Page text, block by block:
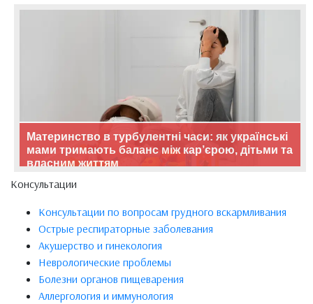
Материнство в турбулентні часи: як українські
мами тримають баланс між кар’єрою, дітьми та
власним життям
Консультации
Консультации по вопросам грудного вскармливания
Острые респираторные заболевания
Акушерство и гинекология
Неврологические проблемы
Болезни органов пищеварения
Аллергология и иммунология